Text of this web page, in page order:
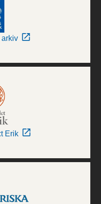
arkiv
Erik